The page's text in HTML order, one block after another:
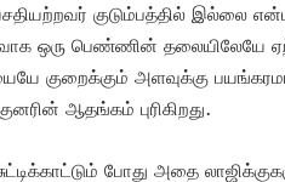
குடும்பத்தில் இல்லை
ஒரு பெண்ணின் தலையிலேயே
குறைக்கும் அளவுக்கு
ஆதங்கம் புரிகிறது.
போது அதை